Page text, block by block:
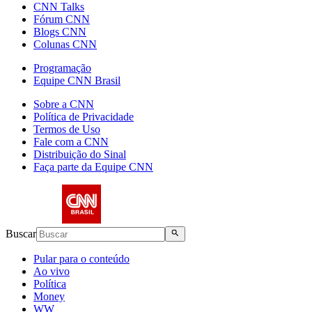
CNN Talks
Fórum CNN
Blogs CNN
Colunas CNN
Programação
Equipe CNN Brasil
Sobre a CNN
Política de Privacidade
Termos de Uso
Fale com a CNN
Distribuição do Sinal
Faça parte da Equipe CNN
Buscar
Pular para o conteúdo
Ao vivo
Política
Money
WW